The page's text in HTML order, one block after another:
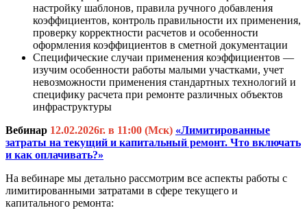
настройку шаблонов, правила ручного добавления
коэффициентов, контроль правильности их применения,
проверку корректности расчетов и особенности
оформления коэффициентов в сметной документации
Специфические случаи применения коэффициентов —
изучим особенности работы малыми участками, учет
невозможности применения стандартных технологий и
специфику расчета при ремонте различных объектов
инфраструктуры
Вебинар 12.02.2026г. в 11:00 (Мск) «Лимитированные
затраты на текущий и капитальный ремонт. Что включать
и как оплачивать?»
На вебинаре мы детально рассмотрим все аспекты работы с
лимитированными затратами в сфере текущего и
капитального ремонта: